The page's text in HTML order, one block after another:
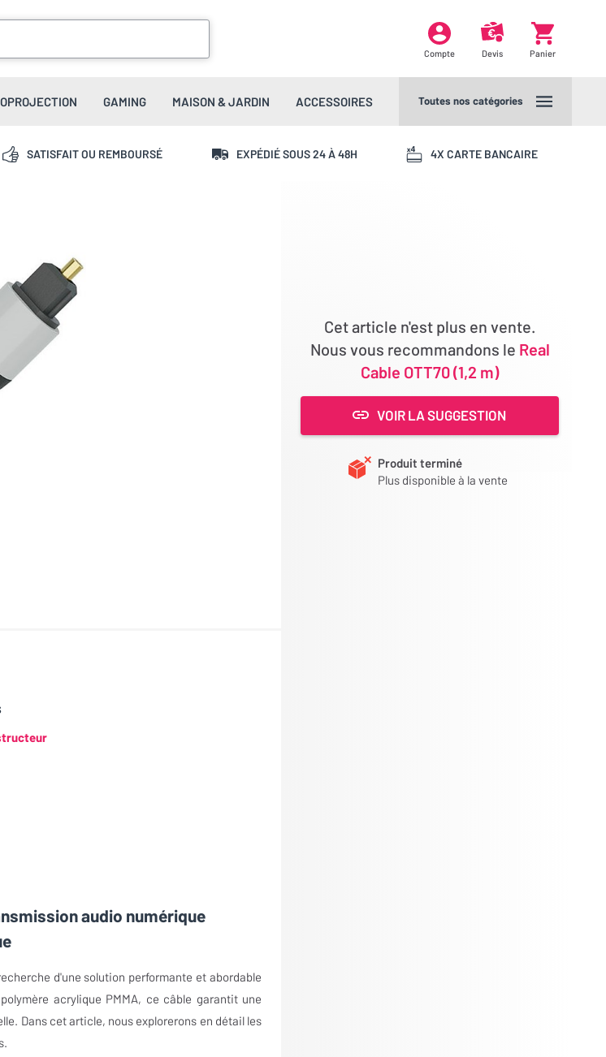
Compte Devis Panier
GAMING MAISON & JARDIN ACCESSOIRES Toutes nos catégories
SATISFAIT OU REMBOURSÉ EXPÉDIÉ SOUS 24 À 48H 4X CARTE BANCAIRE
Cet article n'est plus en vente.
Nous vous recommandons le Real
Cable OTT70 (1,2 m)
VOIR LA SUGGESTION
Produit terminé
Plus disponible à la vente
audio numérique
d'une solution performante et abordable
acrylique PMMA, ce câble garantit une
Dans cet article, nous explorerons en détail les